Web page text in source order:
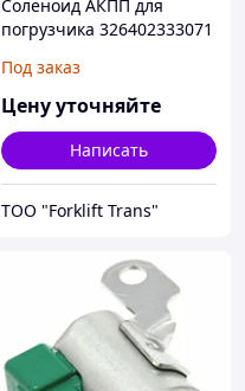
Соленоид АКПП для
погрузчика 326402333071
Под заказ
Цену уточняйте
Написать
ТОО "Forklift Trans"